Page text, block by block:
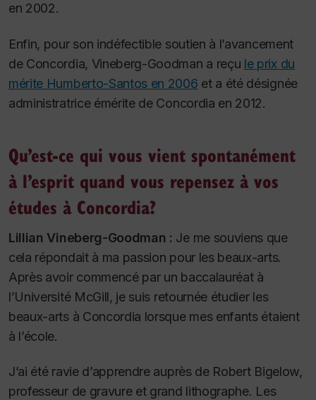
en 2002.
Enfin, pour son indéfectible soutien à l’avancement
de Concordia, Vineberg-Goodman a reçu le prix du
mérite Humberto-Santos en 2006 et a été désignée
administratrice émérite de Concordia en 2012.
Qu’est-ce qui vous vient spontanément
à l’esprit quand vous repensez à vos
études à Concordia?
Lillian Vineberg-Goodman : Je me souviens que
cela répondait à ma passion pour les beaux-arts.
Après avoir commencé par un baccalauréat à
l’Université McGill, je suis retournée étudier les
beaux-arts à Concordia lorsque mes enfants étaient
à l’école.
J’ai été ravie d’apprendre auprès de Robert Bigelow,
professeur de gravure et grand lithographe. Les